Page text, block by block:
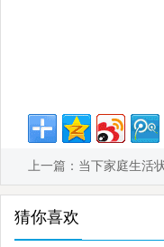
上一篇： 当下家庭生活
猜你喜欢